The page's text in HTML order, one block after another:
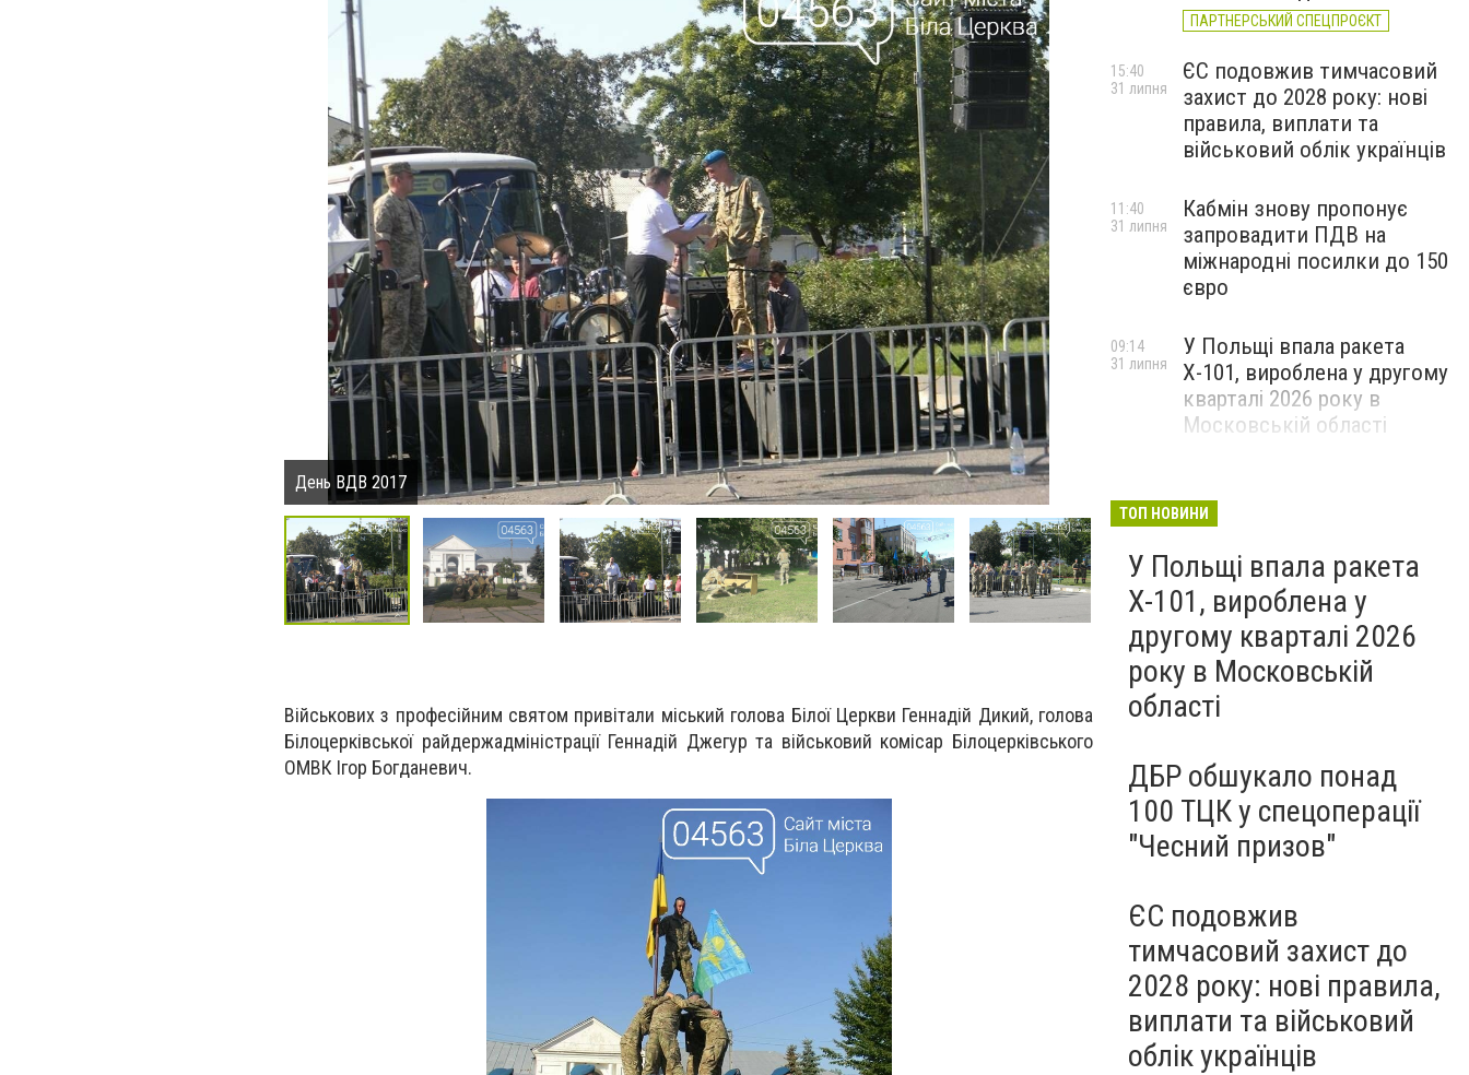
День ВДВ 2017
Військових з професійним святом привітали міський голова Білої Церкви Геннадій Дикий, голова
Білоцерківської райдержадміністрації Геннадій Джегур та військовий комісар Білоцерківського
ОМВК Ігор Богданевич.
ПАРТНЕРСЬКИЙ СПЕЦПРОЄКТ
ЄС подовжив тимчасовий
захист до 2028 року: нові
правила, виплати та
військовий облік українців
15:40
31 липня
Кабмін знову пропонує
запровадити ПДВ на
міжнародні посилки до 150
євро
11:40
31 липня
У Польщі впала ракета
Х-101, вироблена у другому
кварталі 2026 року в
Московській області
09:14
31 липня
ТОП НОВИНИ
У Польщі впала ракета
Х-101, вироблена у
другому кварталі 2026
року в Московській
області
ДБР обшукало понад
100 ТЦК у спецоперації
"Чесний призов"
ЄС подовжив
тимчасовий захист до
2028 року: нові правила,
виплати та військовий
облік українців